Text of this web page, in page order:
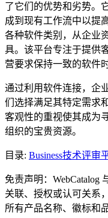
了它们的优势和劣势。
成到现有工作流中以提
各种软件类别，从企业
具。该平台专注于提供
营要求保持一致的软件
通过利用软件连接，企
们选择满足其特定需求
客观性的重视使其成为
组织的宝贵资源。
目录: Business技术评审
免责声明：WebCatalog
关联、授权或认可关系
所有产品名称、徽标和